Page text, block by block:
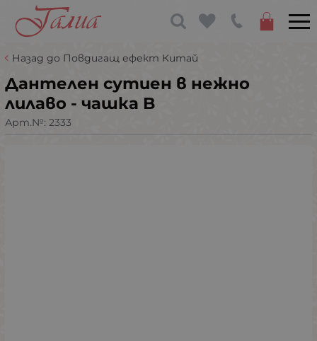
Назад до Повдигащ ефект Китай
Дантелен сутиен в нежно
лилаво - чашка B
Арт.№: 2333